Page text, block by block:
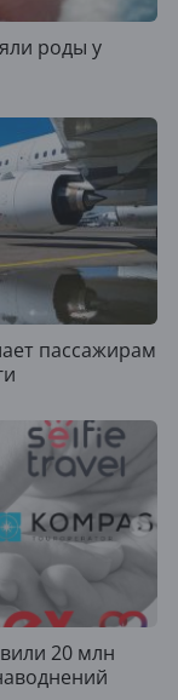
роды у
пассажирам
20 млн